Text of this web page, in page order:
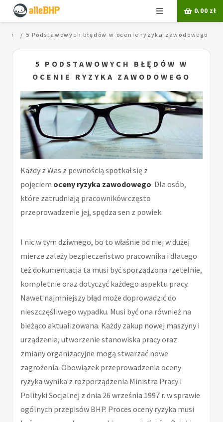
Menu 0.00 zł
5 Podstawowych błędów w ocenie ryzyka zawodowego
5 PODSTAWOWYCH BŁĘDÓW W
OCENIE RYZYKA ZAWODOWEGO
Każdy z Was z pewnością spotkał się z
pojęciem oceny ryzyka zawodowego. Dla osób,
które zatrudniają pracowników często
przeprowadzenie jej, spędza sen z powiek.
I nic w tym dziwnego, bo to właśnie od niej w dużej
mierze zależy bezpieczeństwo pracownika i dlatego
też dokumentacja ta musi być sporządzona rzetelnie,
kompletnie oraz dotyczyć każdego aspektu pracy.
Nawet najmniejszy błąd może doprowadzić do
nieszczęśliwego wypadku. Musi być ona również na
bieżąco aktualizowana. Każdy zakup nowej maszyny i
urządzenia, utworzenie stanowiska pracy oraz
zmiany organizacyjne mogą stwarzać nowe
zagrożenia. Obowiązek przeprowadzenia oceny
ryzyka wynika z rozporządzenia Ministra Pracy i
Polityki Socjalnej z dnia 26 września 1997 r. w sprawie
ogólnych przepisów BHP. Proces oceny ryzyka musi